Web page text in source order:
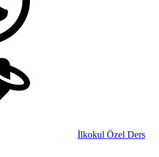
İlkokul Özel Ders